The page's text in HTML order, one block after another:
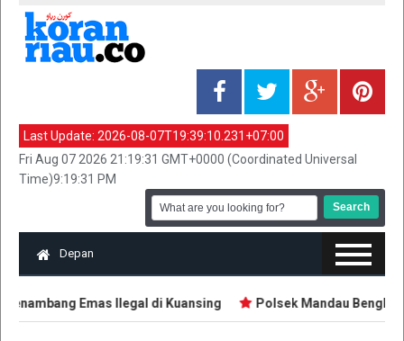
Last Update: 2026-08-07T19:39:10.231+07:00
Fri Aug 07 2026 21:19:31 GMT+0000 (Coordinated Universal
Time)9:19:31 PM
Depan
Emas Ilegal di Kuansing Polsek Mandau